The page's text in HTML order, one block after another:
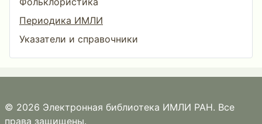
Периодика ИМЛИ
Указатели и справочники
© 2026 Электронная библиотека ИМЛИ РАН. Все
права защищены.